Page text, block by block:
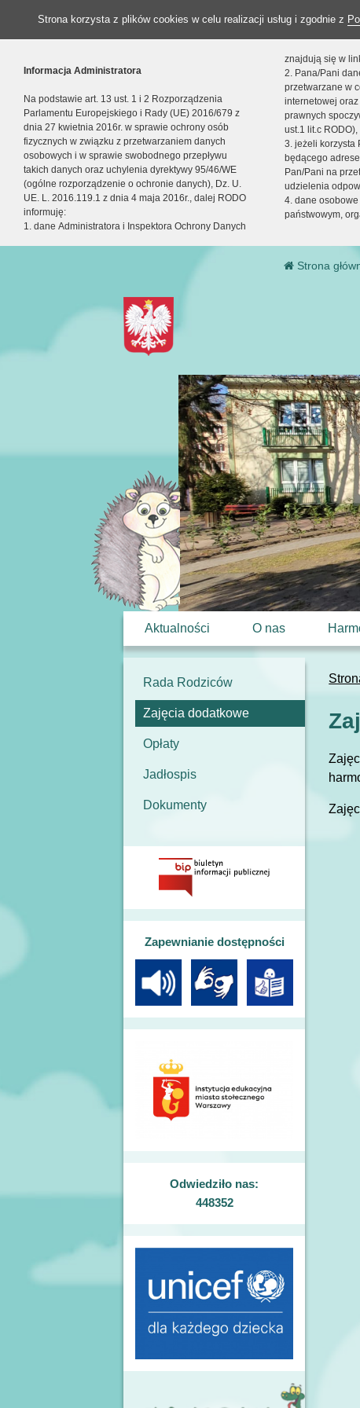
Strona korzysta z plików cookies w celu realizacji usług i zgodnie z
Informacja Administratora
Na podstawie art. 13 ust. 1 i 2 Rozporządzenia
Parlamentu Europejskiego i Rady (UE) 2016/679 z
dnia 27 kwietnia 2016r. w sprawie ochrony osób
fizycznych w związku z przetwarzaniem danych
osobowych i w sprawie swobodnego przepływu
takich danych oraz uchylenia dyrektywy 95/46/WE
(ogólne rozporządzenie o ochronie danych), Dz. U.
UE. L. 2016.119.1 z dnia 4 maja 2016r., dalej RODO
informuję:
1. dane Administratora i Inspektora Ochrony Danych
znajdują się w
2. Pana/Pani
przetwarzane w
internetowej
prawnych
ust.1 lit.c RODO),
3. jeżeli korzysta
będącego
Pan/Pani na
udzielenia
4. dane
państwowym,
Strona
Aktualności O nas
Rada Rodziców
Zajęcia dodatkowe
Opłaty
Jadłospis
Dokumenty
Zapewnianie dostępności
Odwiedziło nas:
448352